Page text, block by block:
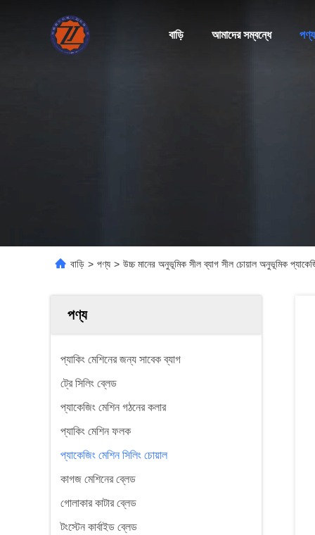
বাড়ি আমাদের সম্বন্ধে পণ্য
বাড়ি > পণ্য > উচ্চ মানের অনুভূমিক সীল ব্যাগ সীল চোয়াল অনুভূমিক
পণ্য
প্যাকিং মেশিনের জন্য সাবেক ব্যাগ
ট্রে সিলিং ব্লেড
প্যাকেজিং মেশিন গঠনের কলার
প্যাকিং মেশিন ফলক
প্যাকেজিং মেশিন সিলিং চোয়াল
কাগজ মেশিনের ব্লেড
গোলাকার কাটার ব্লেড
টংস্টেন কার্বাইড ব্লেড